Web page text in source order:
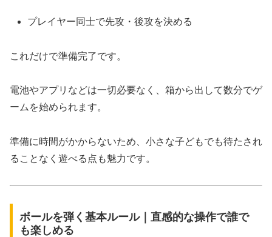
プレイヤー同士で先攻・後攻を決める
これだけで準備完了です。
電池やアプリなどは一切必要なく、箱から出して数分でゲ
ームを始められます。
準備に時間がかからないため、小さな子どもでも待たされ
ることなく遊べる点も魅力です。
ボールを弾く基本ルール｜直感的な操作で誰で
も楽しめる